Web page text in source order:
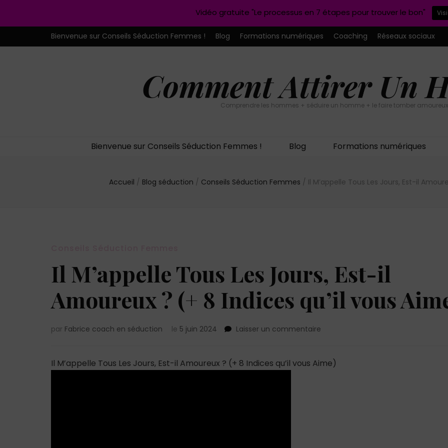
Bienvenue sur Conseils Séduction Femmes ! Blog Formations numériques Coaching Réseaux sociaux
Comment Attirer Un
Comprendre les hommes + séduire un homme + le faire tomber
Bienvenue sur Conseils Séduction Femmes ! Blog Formations numériques
Accueil / Blog séduction / Conseils Séduction Femmes / Il M’appelle Tous Les Jours, Est-il
Il M’appelle Tous Les Jours, Est-il
Amoureux ? (+ 8 Indices qu’il vous
par Fabrice coach en séduction le 5 juin 2024 Laisser un commentaire
Tous
Il M’appelle Tous Les Jours, Est-il Amoureux ? (+ 8 Indices qu’il vous Aime)
Vidéo gratuite "Le processus en 7 étapes pour trouver le bon"